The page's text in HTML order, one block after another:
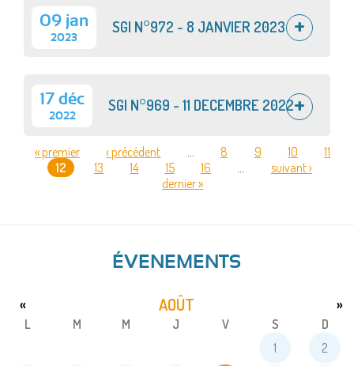
09 jan
2023
SGI N°972 - 8 JANVIER 2023
17 déc
2022
SGI N°969 - 11 DECEMBRE 2022
PAGES
« premier ‹ précédent 8 9 10
11
12
13 14 15 16
suivant ›
dernier »
ÉVENEMENTS
AOÛT
« »
L M M J V S
D
1
2